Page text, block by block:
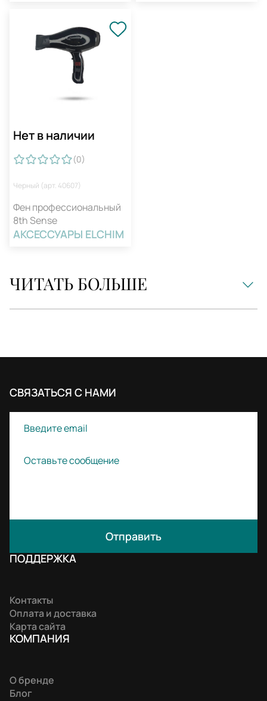
Нет в наличии
(0)
Черный (арт. 40607)
Фен профессиональный
8th Sense
АКСЕССУАРЫ ELCHIM
ЧИТАТЬ БОЛЬШЕ
АКСЕССУАРЫ ELCHIM
ПОДДЕРЖКА
Контакты
Оплата и доставка
Карта сайта
КОМПАНИЯ
О бренде
Блог
СВЯЗАТЬСЯ С НАМИ
Отправить